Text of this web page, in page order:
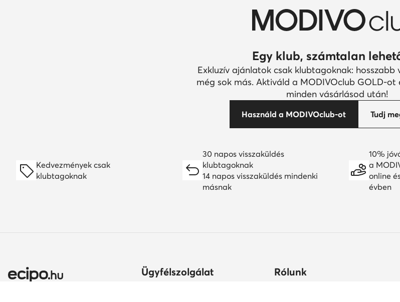
Egy klub, számtalan
Exkluzív ajánlatok csak klubtagoknak: hosszabb
még sok más. Aktiváld a MODIVOclub GOLD-ot
minden vásárlásod után!
Használd a MODIVOclub-ot Tudj
Kedvezmények csak
klubtagoknak
30 napos visszaküldés
klubtagoknak
14 napos visszaküldés mindenki
másnak
10%
a
online
évben
Ügyfélszolgálat Rólunk